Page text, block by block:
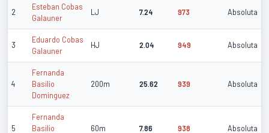
2
Esteban Cobas
Galauner
LJ 7.24 973 Absoluta
3
Eduardo Cobas
Galauner
HJ 2.04 949 Absoluta
4
Fernanda
Basilio
Dominguez
200m 25.62 939 Absoluta
5
Fernanda
Basilio
60m 7.86 938 Absoluta